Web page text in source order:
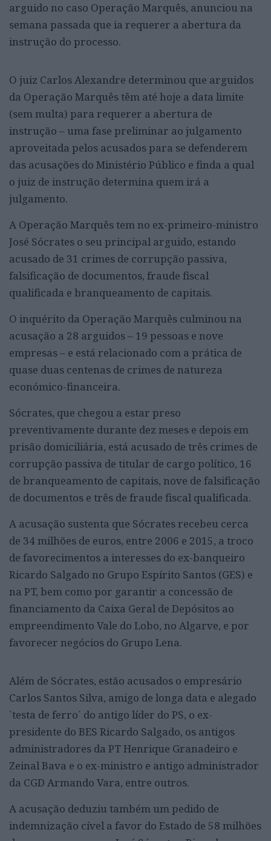
arguido no caso Operação Marquês, anunciou na
semana passada que ia requerer a abertura da
instrução do processo.
O juiz Carlos Alexandre determinou que arguidos
da Operação Marquês têm até hoje a data limite
(sem multa) para requerer a abertura de
instrução – uma fase preliminar ao julgamento
aproveitada pelos acusados para se defenderem
das acusações do Ministério Público e finda a qual
o juiz de instrução determina quem irá a
julgamento.
A Operação Marquês tem no ex-primeiro-ministro
José Sócrates o seu principal arguido, estando
acusado de 31 crimes de corrupção passiva,
falsificação de documentos, fraude fiscal
qualificada e branqueamento de capitais.
O inquérito da Operação Marquês culminou na
acusação a 28 arguidos – 19 pessoas e nove
empresas – e está relacionado com a prática de
quase duas centenas de crimes de natureza
económico-financeira.
Sócrates, que chegou a estar preso
preventivamente durante dez meses e depois em
prisão domiciliária, está acusado de três crimes de
corrupção passiva de titular de cargo político, 16
de branqueamento de capitais, nove de falsificação
de documentos e três de fraude fiscal qualificada.
A acusação sustenta que Sócrates recebeu cerca
de 34 milhões de euros, entre 2006 e 2015, a troco
de favorecimentos a interesses do ex-banqueiro
Ricardo Salgado no Grupo Espírito Santos (GES) e
na PT, bem como por garantir a concessão de
financiamento da Caixa Geral de Depósitos ao
empreendimento Vale do Lobo, no Algarve, e por
favorecer negócios do Grupo Lena.
Além de Sócrates, estão acusados o empresário
Carlos Santos Silva, amigo de longa data e alegado
`testa de ferro´ do antigo líder do PS, o ex-
presidente do BES Ricardo Salgado, os antigos
administradores da PT Henrique Granadeiro e
Zeinal Bava e o ex-ministro e antigo administrador
da CGD Armando Vara, entre outros.
A acusação deduziu também um pedido de
indemnização cível a favor do Estado de 58 milhões